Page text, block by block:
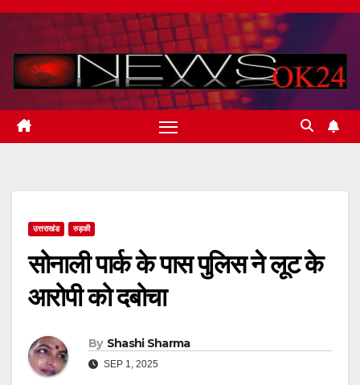
Skip
content
उत्तराखंड रुड़की
सोनाली पार्क के पास पुलिस ने लूट के
आरोपी को दबोचा
By Shashi Sharma
SEP 1, 2025